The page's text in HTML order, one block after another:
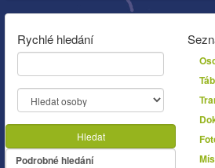
Rychlé hledání
Hledat
Podrobné hledání